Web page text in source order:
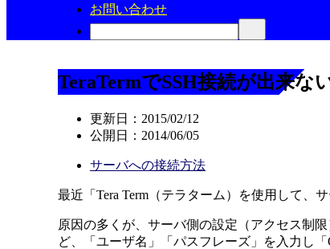
お問い合わせ
TeraTermでSSH接続が出来
更新日： 2015/02/12
公開日： 2014/06/05
サーバへの接続方法
最近「Tera Term（テラターム）を使用して、
原因の多くが、サーバ側の設定（アクセス制
ど、「ユーザ名」「パスフレーズ」を入力し